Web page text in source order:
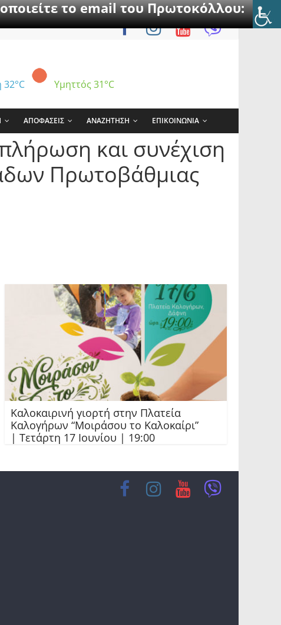
το email του Πρωτοκόλλου:
32°C Υμηττός 31°C
ΑΠΟΦΑΣΕΙΣ ΑΝΑΖΗΤΗΣΗ ΕΠΙΚΟΙΝΩΝΙΑ
και συνέχιση
Πρωτοβάθμιας
Καλοκαιρινή γιορτή στην Πλατεία
Καλογήρων “Μοιράσου το Καλοκαίρι”
| Τετάρτη 17 Ιουνίου | 19:00